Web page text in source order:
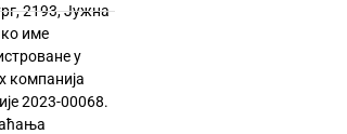
2193, Јужна
име
у
компанија
2023-00068.